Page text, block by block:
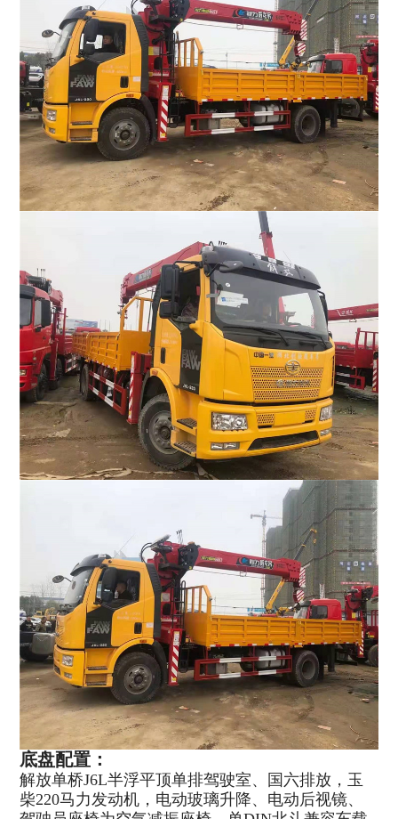
底盘配置：
解放单桥J6L半浮平顶单排驾驶室、国六排放，玉
柴220马力发动机，电动玻璃升降、电动后视镜、